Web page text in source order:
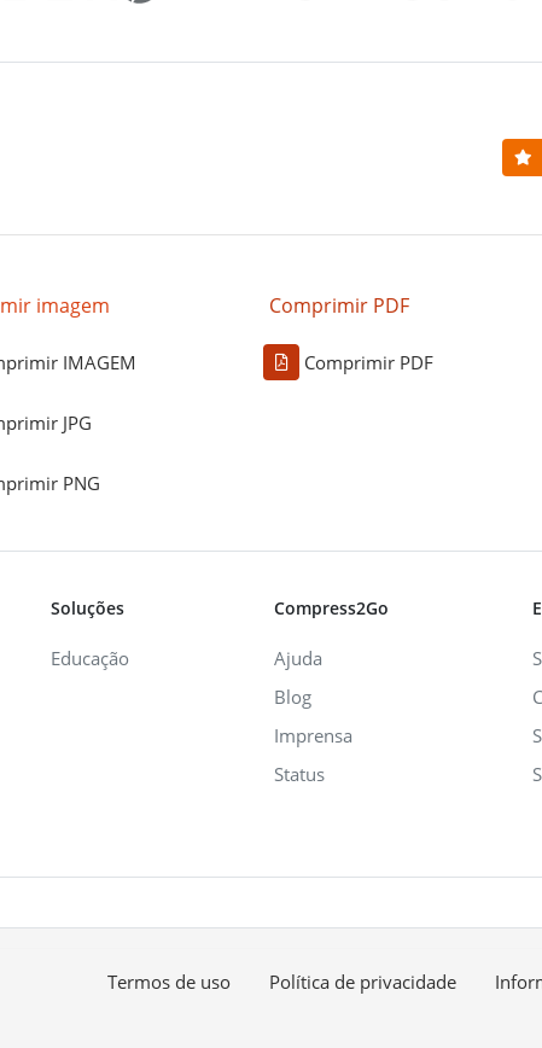
imagem
IMAGEM
JPG
PNG
Comprimir PDF
Comprimir PDF
Soluções
Educação
Compress2Go
Ajuda
Blog
Imprensa
Status
Termos de uso Política de privacidade